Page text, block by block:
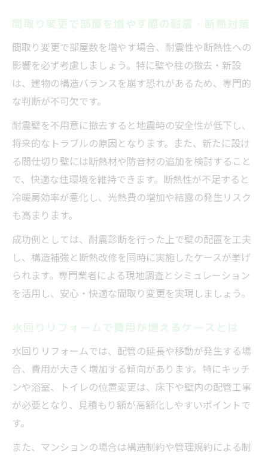
間取り変更で部屋を増やす際の耐震・断熱対策
間取り変更で部屋数を増やす場合、耐震性や断熱性への
影響を必ず考慮しましょう。特に壁や柱の撤去・新設
は、建物の構造バランスを崩す恐れがあるため、専門的
な判断が不可欠です。
耐震壁を不用意に撤去すると地震時の安全性が低下し、
将来的なトラブルの原因となります。また、新たに設け
る間仕切り壁には断熱材や防音材の追加を検討すること
で、快適な住環境を維持できます。断熱性が不足すると
冷暖房効率が悪化し、光熱費の増加や結露の発生リスク
も高まります。
成功例としては、耐震診断を行った上で壁の配置を工夫
し、構造補強と断熱改修を同時に実施したケースが挙げ
られます。専門業者による現地調査とシミュレーション
を活用し、安心・快適な間取り変更を実現しましょう。
水回りリフォームで費用が増えるケースとは
水回りリフォームでは、配管の延長や移動が発生する場
合、費用が大きく増加する傾向があります。特にキッチ
ンや浴室、トイレの位置変更は、床下や壁内の配管工事
が必要となり、見積もり額が高額化しやすいポイントで
す。
また、マンションの場合は構造制約や管理規約による制